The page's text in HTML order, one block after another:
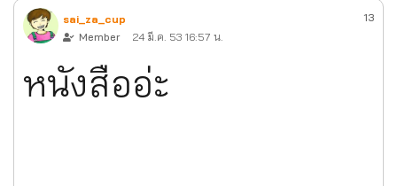
sai_za_cup
Member
24 มี.ค. 53 16:57 น.
13
หนังสืออ่ะ